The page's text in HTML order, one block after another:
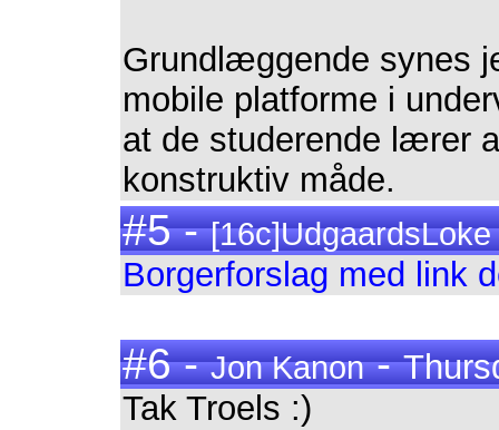
Grundlæggende synes
mobile platforme i
at de studerende lærer
konstruktiv måde.
#5 -[16c]UdgaardsLoke
Borgerforslag med link
#6 -Jon Kanon-
Tak Troels :)